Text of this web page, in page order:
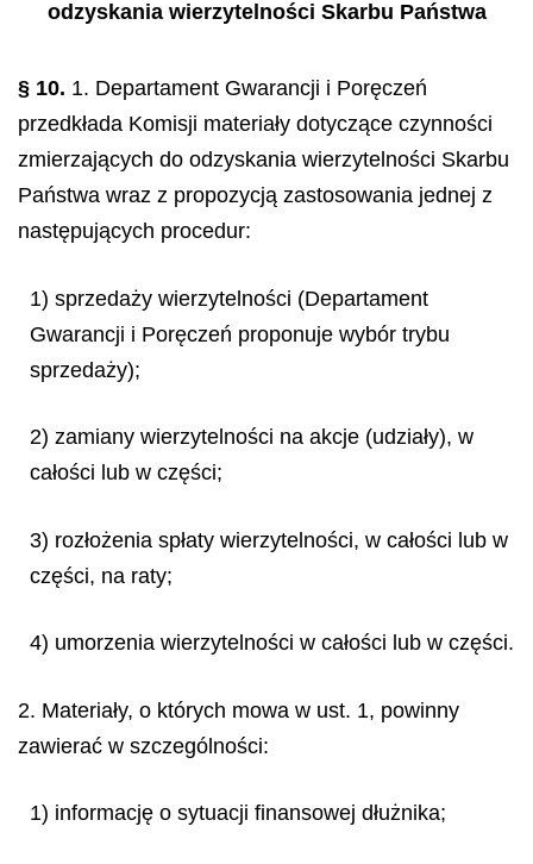
odzyskania wierzytelności Skarbu Państwa
§ 10. 1. Departament Gwarancji i Poręczeń
przedkłada Komisji materiały dotyczące czynności
zmierzających do odzyskania wierzytelności Skarbu
Państwa wraz z propozycją zastosowania jednej z
następujących procedur:
1) sprzedaży wierzytelności (Departament
Gwarancji i Poręczeń proponuje wybór trybu
sprzedaży);
2) zamiany wierzytelności na akcje (udziały), w
całości lub w części;
3) rozłożenia spłaty wierzytelności, w całości lub w
części, na raty;
4) umorzenia wierzytelności w całości lub w części.
2. Materiały, o których mowa w ust. 1, powinny
zawierać w szczególności:
1) informację o sytuacji finansowej dłużnika;